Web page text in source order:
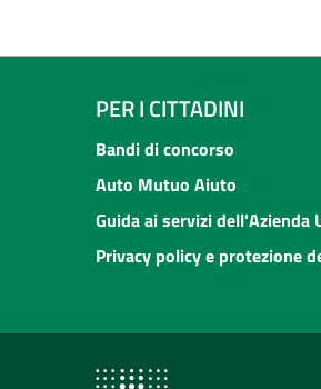
PER I CITTADINI
Bandi di concorso
Auto Mutuo Aiuto
Guida ai servizi dell'Azienda
Privacy policy e protezione